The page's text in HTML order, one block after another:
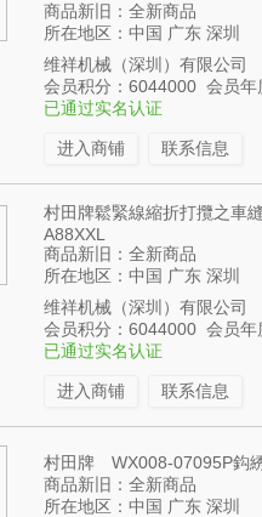
商品新旧：全新商品
所在地区：中国 广东 深圳
维祥机械（深圳）有限公司
会员积分：6044000 会员年
已通过实名认证
进入商铺 联系信息
村田牌鬆緊線縮折打攬之車
A88XXL
商品新旧：全新商品
所在地区：中国 广东 深圳
维祥机械（深圳）有限公司
会员积分：6044000 会员年
已通过实名认证
进入商铺 联系信息
村田牌 WX008-07095P鈎
商品新旧：全新商品
所在地区：中国 广东 深圳